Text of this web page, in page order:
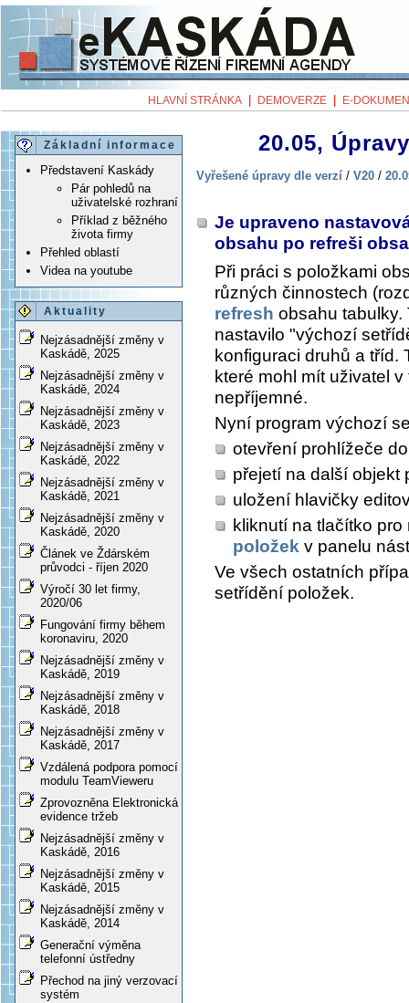
HLAVNÍ STRÁNKA DEMOVERZE E-
Základní informace
Představení Kaskády
Pár pohledů na
uživatelské rozhraní
Příklad z běžného
života firmy
Přehled oblastí
Videa na youtube
Aktuality
Nejzásadnější změny v
Kaskádě, 2025
Nejzásadnější změny v
Kaskádě, 2024
Nejzásadnější změny v
Kaskádě, 2023
Nejzásadnější změny v
Kaskádě, 2022
Nejzásadnější změny v
Kaskádě, 2021
Nejzásadnější změny v
Kaskádě, 2020
Článek ve Ždárském
průvodci - říjen 2020
Výročí 30 let firmy,
2020/06
Fungování firmy během
koronaviru, 2020
Nejzásadnější změny v
Kaskádě, 2019
Nejzásadnější změny v
Kaskádě, 2018
Nejzásadnější změny v
Kaskádě, 2017
Vzdálená podpora pomocí
modulu TeamVieweru
Zprovozněna Elektronická
evidence tržeb
Nejzásadnější změny v
Kaskádě, 2016
Nejzásadnější změny v
Kaskádě, 2015
Nejzásadnější změny v
Kaskádě, 2014
Generační výměna
telefonní ústředny
Přechod na jiný verzovací
systém
20.05,
Vyřešené úpravy dle verzí / V20 /
Je upraveno
obsahu po refreši
Při práci s položkami
různých činnostech
refresh obsahu tabulky.
nastavilo "výchozí
konfiguraci druhů a
které mohl mít uživatel
nepříjemné.
Nyní program výchozí
otevření prohlížeče
přejetí na další objekt
uložení hlavičky
kliknutí na tlačítko
položek v panelu
Ve všech ostatních
setřídění položek.